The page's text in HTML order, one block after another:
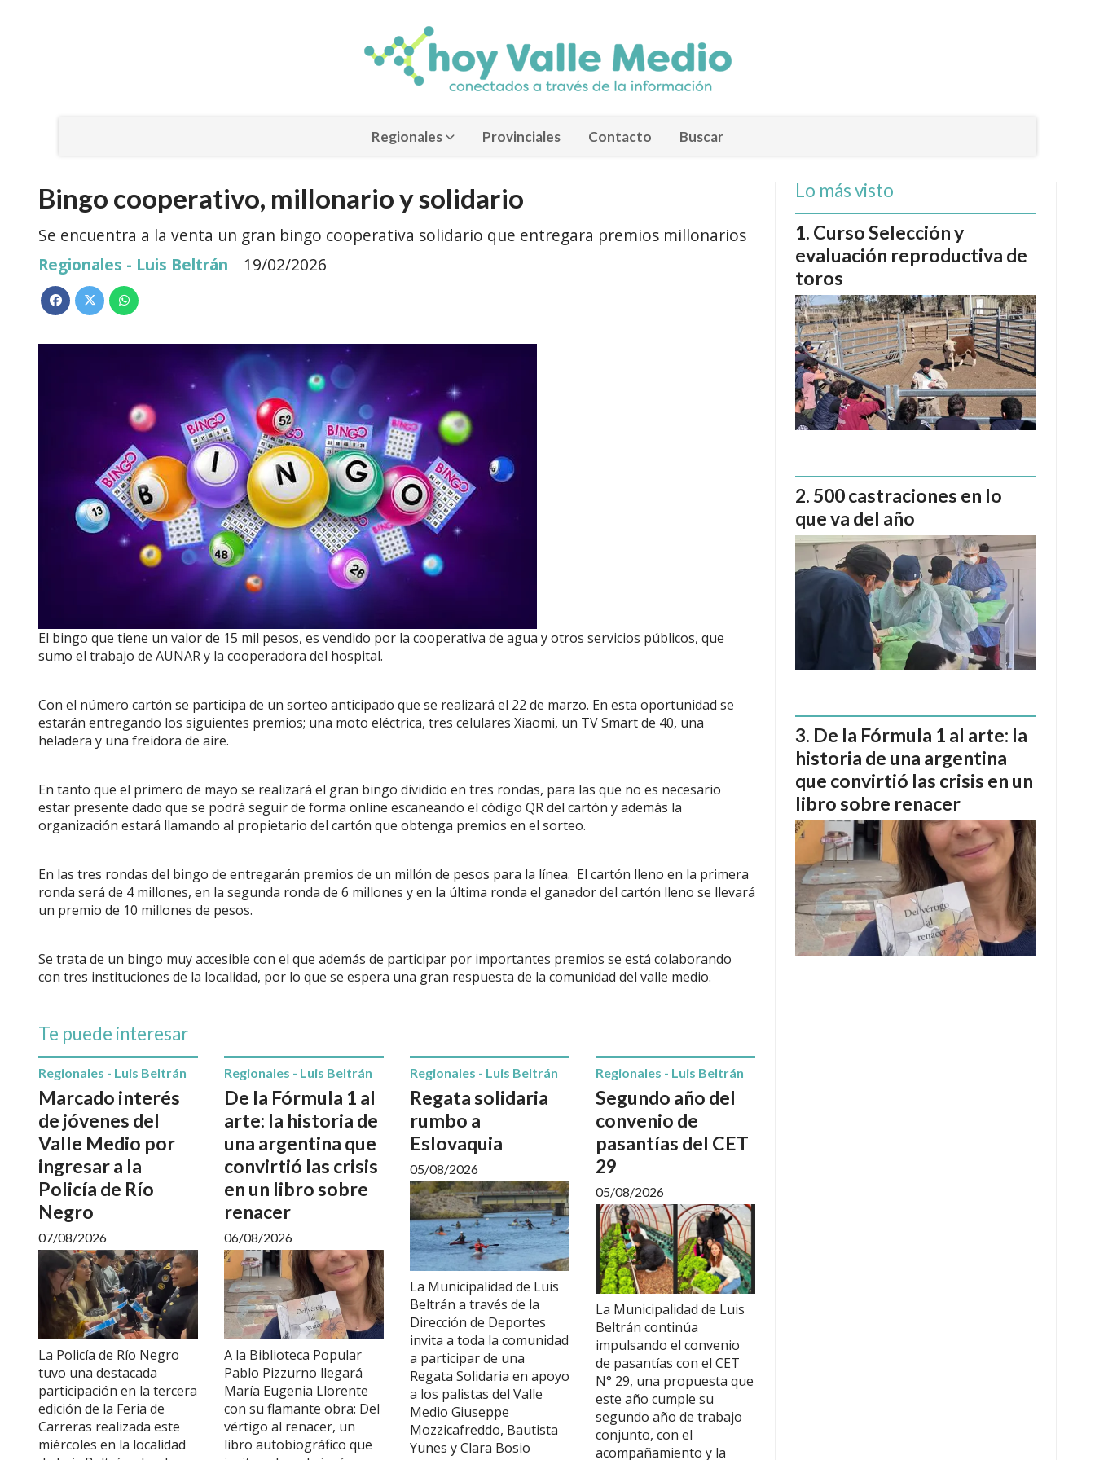
Regionales Provinciales Contacto Buscar
Bingo cooperativo, millonario y solidario
Se encuentra a la venta un gran bingo cooperativa solidario que entregara premios millonarios
Regionales - Luis Beltrán
19/02/2026
El bingo que tiene un valor de 15 mil pesos, es vendido por la cooperativa de agua y otros servicios públicos, que
sumo el trabajo de AUNAR y la cooperadora del hospital.
Con el número cartón se participa de un sorteo anticipado que se realizará el 22 de marzo. En esta oportunidad se
estarán entregando los siguientes premios; una moto eléctrica, tres celulares Xiaomi, un TV Smart de 40, una
heladera y una freidora de aire.
En tanto que el primero de mayo se realizará el gran bingo dividido en tres rondas, para las que no es necesario
estar presente dado que se podrá seguir de forma online escaneando el código QR del cartón y además la
organización estará llamando al propietario del cartón que obtenga premios en el sorteo.
En las tres rondas del bingo de entregarán premios de un millón de pesos para la línea. El cartón lleno en la primera
ronda será de 4 millones, en la segunda ronda de 6 millones y en la última ronda el ganador del cartón lleno se llevará
un premio de 10 millones de pesos.
Se trata de un bingo muy accesible con el que además de participar por importantes premios se está colaborando
con tres instituciones de la localidad, por lo que se espera una gran respuesta de la comunidad del valle medio.
Te puede interesar
Marcado interés
de jóvenes del
Valle Medio por
ingresar a la
Policía de Río
Negro
Regionales - Luis Beltrán
07/08/2026
La Policía de Río Negro
tuvo una destacada
participación en la tercera
edición de la Feria de
Carreras realizada este
miércoles en la localidad
De la Fórmula 1 al
arte: la historia de
una argentina que
convirtió las crisis
en un libro sobre
renacer
Regionales - Luis Beltrán
06/08/2026
A la Biblioteca Popular
Pablo Pizzurno llegará
María Eugenia Llorente
con su flamante obra: Del
vértigo al renacer, un
libro autobiográfico que
Regata solidaria
rumbo a
Eslovaquia
Regionales - Luis Beltrán
05/08/2026
La Municipalidad de Luis
Beltrán a través de la
Dirección de Deportes
invita a toda la comunidad
a participar de una
Regata Solidaria en apoyo
a los palistas del Valle
Medio Giuseppe
Mozzicafreddo, Bautista
Yunes y Clara Bosio
Segundo año del
convenio de
pasantías del CET
29
Regionales - Luis Beltrán
05/08/2026
La Municipalidad de Luis
Beltrán continúa
impulsando el convenio
de pasantías con el CET
N° 29, una propuesta que
este año cumple su
segundo año de trabajo
conjunto, con el
acompañamiento y la
Lo más visto
Curso Selección y
evaluación reproductiva de
toros
500 castraciones en lo
que va del año
De la Fórmula 1 al arte: la
historia de una argentina
que convirtió las crisis en un
libro sobre renacer